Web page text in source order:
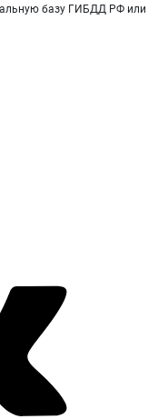
базу ГИБДД РФ или